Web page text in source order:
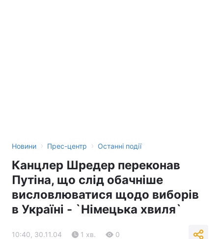
Тема оформлення
Новини › Прес-центр › Останні події
Канцлер Шредер переконав
Путіна, що слід обачніше
висловлюватися щодо виборів
в Україні - `Німецька хвиля`
10:40, 30.11.04 1 хв. 0